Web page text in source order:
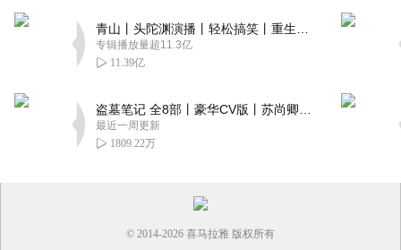
专辑播放量超11.3亿
11.39亿
最近一周更新
1809.22万
© 2014-2026 喜马拉雅 版权所有